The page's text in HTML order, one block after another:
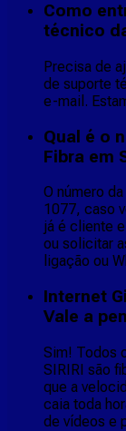
Como
técnico
Precisa de
de suporte
e-mail.
Qual é o
Fibra em
O número
1077, caso
já é cliente
ou solicitar
ligação ou
Internet
Vale a
Sim! Todos
SIRIRI são
que a
caia toda
de vídeos e